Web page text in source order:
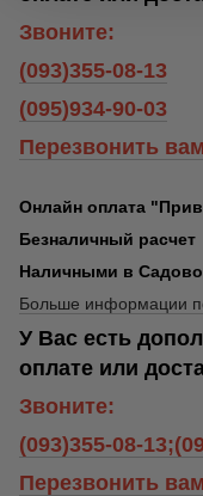
Звоните:
(093)355-08-13
(095)934-90-03
Перезвонить
Онлайн оплата
Безналичный расчет
Наличными в
Больше информации
У Вас есть
оплате или
Звоните:
(093)355-08-
Перезвонить